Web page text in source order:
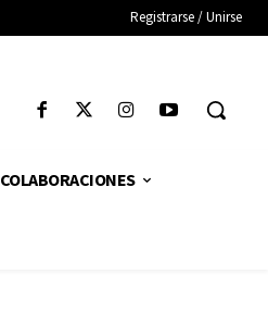
Registrarse / Unirse
COLABORACIONES